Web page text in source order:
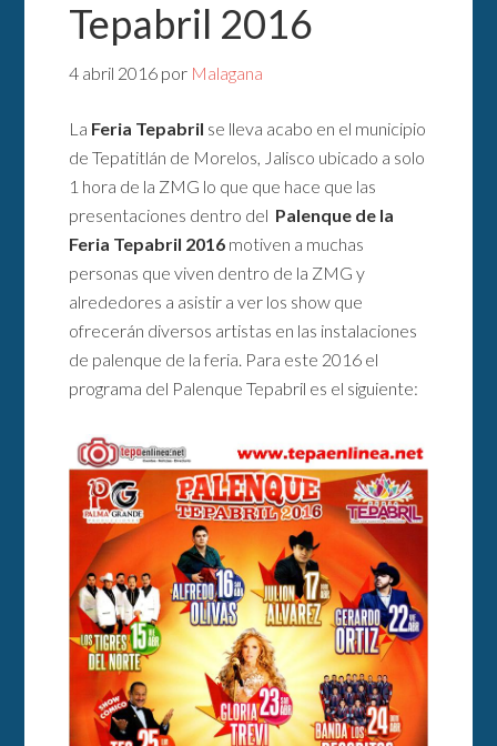
Tepabril 2016
4 abril 2016 por Malagana
La Feria Tepabril se lleva acabo en el municipio
de Tepatitlán de Morelos, Jalisco ubicado a solo
1 hora de la ZMG lo que que hace que las
presentaciones dentro del Palenque de la
Feria Tepabril 2016 motiven a muchas
personas que viven dentro de la ZMG y
alrededores a asistir a ver los show que
ofrecerán diversos artistas en las instalaciones
de palenque de la feria. Para este 2016 el
programa del Palenque Tepabril es el siguiente: